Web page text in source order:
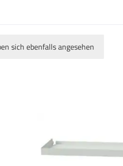
sich ebenfalls angesehen